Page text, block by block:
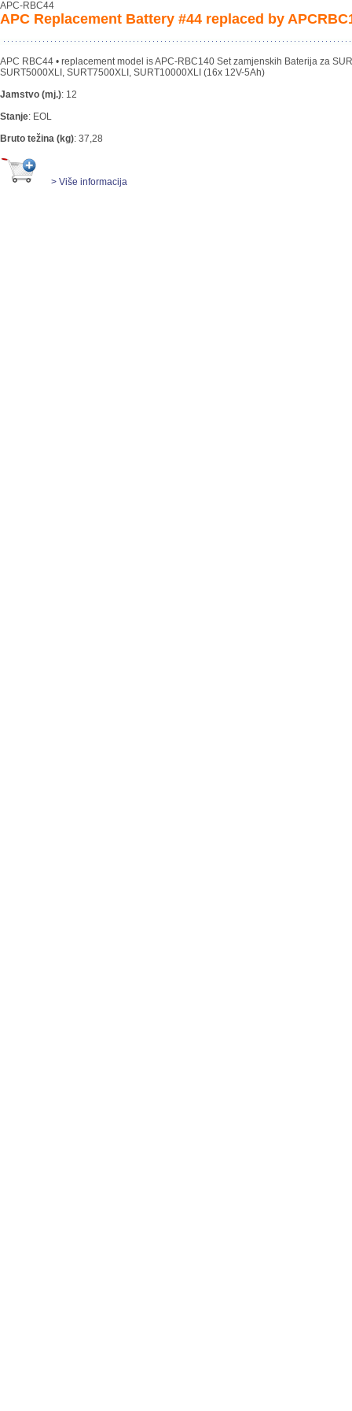
APC-RBC44
APC Replacement Battery #44 replaced by
APC RBC44 • replacement model is APC-RBC140 Set zamjenskih Baterija za
SURT5000XLI, SURT7500XLI, SURT10000XLI (16x 12V-5Ah)
Jamstvo (mj.): 12
Stanje: EOL
Bruto težina (kg): 37,28
> Više informacija